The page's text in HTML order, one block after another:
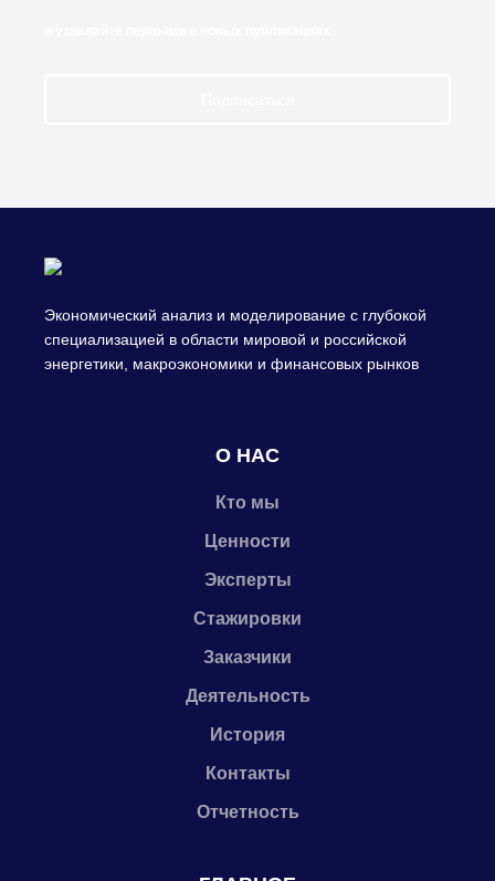
Экономический анализ и моделирование с глубокой
специализацией в области мировой и российской
энергетики, макроэкономики и финансовых рынков
О НАС
Кто мы
Ценности
Эксперты
Стажировки
Заказчики
Деятельность
История
Контакты
Отчетность